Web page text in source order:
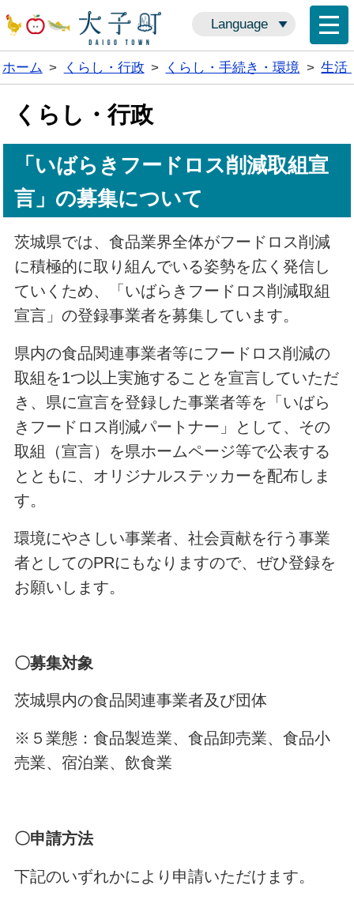
Language
ホーム > くらし・行政 > くらし・手続き・環境 > 生活
くらし・行政
「いばらきフードロス削減取組宣
言」の募集について
茨城県では、食品業界全体がフードロス削減
に積極的に取り組んでいる姿勢を広く発信し
ていくため、「いばらきフードロス削減取組
宣言」の登録事業者を募集しています。
県内の食品関連事業者等にフードロス削減の
取組を1つ以上実施することを宣言していただ
き、県に宣言を登録した事業者等を「いばら
きフードロス削減パートナー」として、その
取組（宣言）を県ホームページ等で公表する
とともに、オリジナルステッカーを配布しま
す。
環境にやさしい事業者、社会貢献を行う事業
者としてのPRにもなりますので、ぜひ登録を
お願いします。
〇募集対象
茨城県内の食品関連事業者及び団体
※５業態：食品製造業、食品卸売業、食品小
売業、宿泊業、飲食業
〇申請方法
下記のいずれかにより申請いただけます。